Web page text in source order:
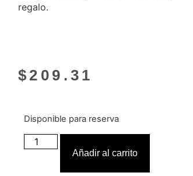
regalo.
$ 209.31
Disponible para reserva
Añadir al carrito